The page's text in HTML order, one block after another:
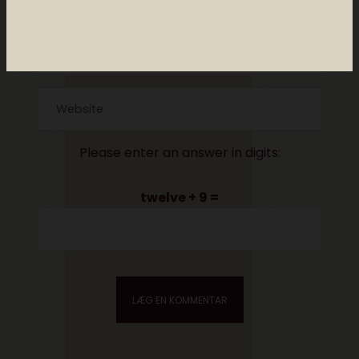
Please enter an answer in digits:
twelve + 9 =